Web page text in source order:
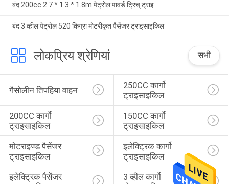
बंद 200cc 2.7 * 1.3 * 1.8m पेट्रोल पावर्ड ट्रिच् ट्राइ
बंद 3 व्हील पेट्रोल 520 किग्रा मोटरीकृत पैसेंजर ट्राइसाइकिल
लोकप्रिय श्रेणियां सभी
गैसोलीन तिपहिया वाहन
250CC कार्गो
ट्राइसाइकिल
200CC कार्गो
ट्राइसाइकिल
150CC कार्गो
ट्राइसाइकिल
मोटराइज्ड पैसेंजर
ट्राइसाइकिल
इलेक्ट्रिक कार्गो
ट्राइसाइकिल
इलेक्ट्रिक पैसेंजर
3 व्हील कार्गो